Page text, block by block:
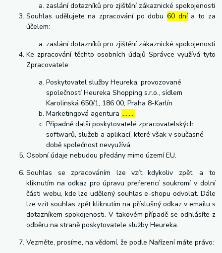
zaslání dotazníků pro zjištění zákaznické spokojenosti
Souhlas udělujete na zpracování po dobu60 dnía to za
účelem:
zaslání dotazníků pro zjištění zákaznické spokojenosti
Ke zpracování těchto osobních údajů Správce využívá tyto
Zpracovatele:
Poskytovatel služby Heureka, provozované
společností Heureka Shopping s.r.o., sídlem
Karolinská 650/1, 186 00, Praha 8-Karlín
Marketingová agentura………
Případně další poskytovatelé zpracovatelských
softwarů, služeb a aplikací, které však v současné
době společnost nevyužívá.
Osobní údaje nebudou předány mimo území EU.
Souhlas se zpracováním lze vzít kdykoliv zpět, a to
kliknutím na odkaz pro úpravu preferencí soukromí v dolní
části webu, kde lze udělený souhlas e-shopu odvolat. Dále
lze vzít souhlas zpět kliknutím na příslušný odkaz v emailu s
dotazníkem spokojenosti. V takovém případě se odhlásíte z
odběru na straně poskytovatele služby Heureka.
Vezměte, prosíme, na vědomí, že podle Nařízení máte právo: